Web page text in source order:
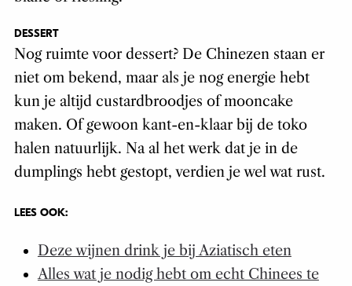
DESSERT
Nog ruimte voor dessert? De Chinezen staan er
niet om bekend, maar als je nog energie hebt
kun je altijd custardbroodjes of mooncake
maken. Of gewoon kant-en-klaar bij de toko
halen natuurlijk. Na al het werk dat je in de
dumplings hebt gestopt, verdien je wel wat rust.
LEES OOK:
Deze wijnen drink je bij Aziatisch eten
Alles wat je nodig hebt om echt Chinees te